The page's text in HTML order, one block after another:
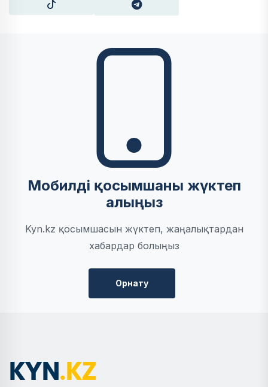
Мобилді қосымшаны жүктеп
алыңыз
Kyn.kz қосымшасын жүктеп, жаңалықтардан
хабардар болыңыз
Орнату